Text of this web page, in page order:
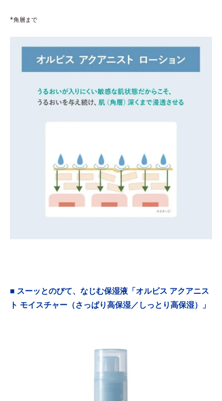
*角層まで
■ スーッとのびて、なじむ保湿液「オルビス アクアニス
ト モイスチャー（さっぱり高保湿／しっとり高保湿）」